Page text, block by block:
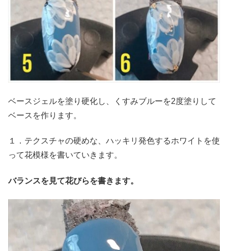
ベースジェルを塗り硬化し、くすみブルーを2度塗りして
ベースを作ります。
１．テクスチャの硬めな、ハッキリ発色するホワイトを使
って花模様を書いていきます。
バランスを見て花びらを書きます。